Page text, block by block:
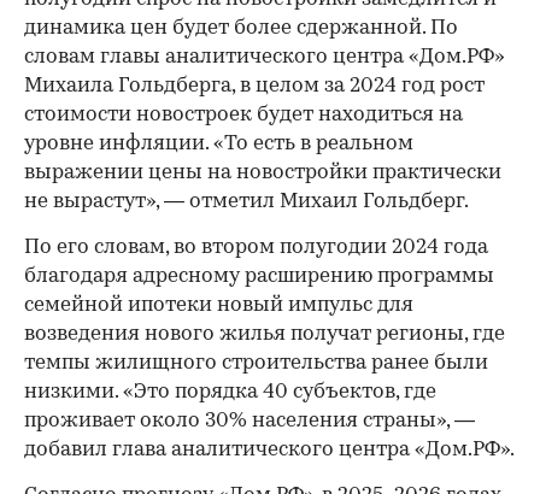
динамика цен будет более сдержанной. По
словам главы аналитического центра «Дом.РФ»
Михаила Гольдберга, в целом за 2024 год рост
стоимости новостроек будет находиться на
уровне инфляции. «То есть в реальном
выражении цены на новостройки практически
не вырастут», — отметил Михаил Гольдберг.
По его словам, во втором полугодии 2024 года
благодаря адресному расширению программы
семейной ипотеки новый импульс для
возведения нового жилья получат регионы, где
темпы жилищного строительства ранее были
низкими. «Это порядка 40 субъектов, где
проживает около 30% населения страны», —
добавил глава аналитического центра «Дом.РФ».